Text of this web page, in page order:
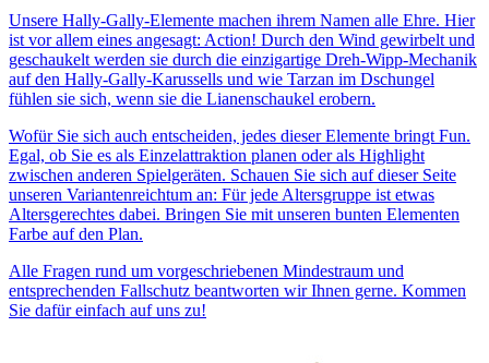
Unsere Hally-Gally-Elemente machen ihrem Namen alle Ehre. Hier
ist vor allem eines angesagt: Action! Durch den Wind gewirbelt und
geschaukelt werden sie durch die einzigartige Dreh-Wipp-Mechanik
auf den Hally-Gally-Karussells und wie Tarzan im Dschungel
fühlen sie sich, wenn sie die Lianenschaukel erobern.
Wofür Sie sich auch entscheiden, jedes dieser Elemente bringt Fun.
Egal, ob Sie es als Einzelattraktion planen oder als Highlight
zwischen anderen Spielgeräten. Schauen Sie sich auf dieser Seite
unseren Variantenreichtum an: Für jede Altersgruppe ist etwas
Altersgerechtes dabei. Bringen Sie mit unseren bunten Elementen
Farbe auf den Plan.
Alle Fragen rund um vorgeschriebenen Mindestraum und
entsprechenden Fallschutz beantworten wir Ihnen gerne. Kommen
Sie dafür einfach auf uns zu!